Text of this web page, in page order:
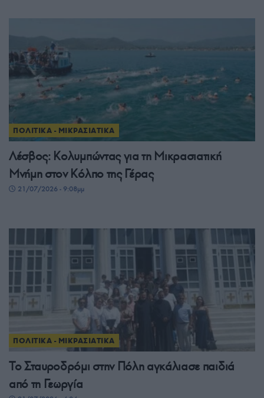
ΠΟΛΙΤΙΚΑ - ΜΙΚΡΑΣΙΑΤΙΚΑ
Λέσβος: Κολυμπώντας για τη Μικρασιατική
Μνήμη στον Κόλπο της Γέρας
21/07/2026 - 9:08μμ
ΠΟΛΙΤΙΚΑ - ΜΙΚΡΑΣΙΑΤΙΚΑ
Το Σταυροδρόμι στην Πόλη αγκάλιασε παιδιά
από τη Γεωργία